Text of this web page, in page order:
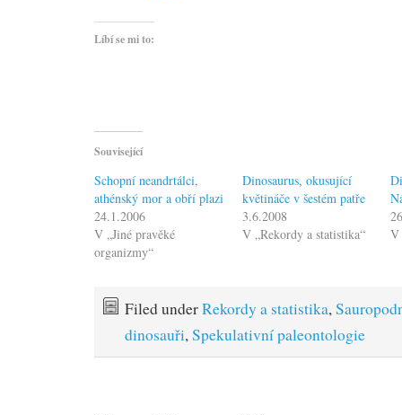
Líbí se mi to:
Související
Schopní neandrtálci,
athénský mor a obří plazi
24.1.2006
V „Jiné pravěké
organizmy“
Dinosaurus, okusující
květináče v šestém patře
3.6.2008
V „Rekordy a statistika“
V
Filed underRekordy a statistika,
dinosauři, Spekulativní paleontologie